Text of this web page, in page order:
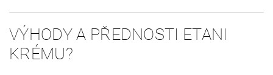
VÝHODY A PŘEDNOSTI ETANI
KRÉMU?